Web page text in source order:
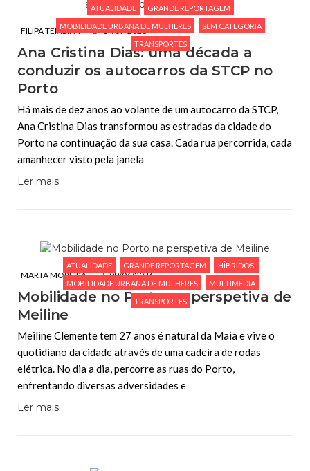
ATUALIDADE
GRANDE REPORTAGEM
MOBILIDADE URBANA DE MULHERES
SEM CATEGORIA
TRANSPORTES
FILIPA TEIXEIRA 14/07/2026
Ana Cristina Dias: uma década a
conduzir os autocarros da STCP no
Porto
Há mais de dez anos ao volante de um autocarro da STCP,
Ana Cristina Dias transformou as estradas da cidade do
Porto na continuação da sua casa. Cada rua percorrida, cada
amanhecer visto pela janela
Ler mais
ATUALIDADE GRANDE REPORTAGEM
HÍBRIDOS
MOBILIDADE URBANA DE MULHERES
MULTIMÉDIA
TRANSPORTES
MARTA MOREIRA 09/06/2026
Mobilidade no Porto na perspetiva de
Meiline
Meiline Clemente tem 27 anos é natural da Maia e vive o
quotidiano da cidade através de uma cadeira de rodas
elétrica. No dia a dia, percorre as ruas do Porto,
enfrentando diversas adversidades e
Ler mais